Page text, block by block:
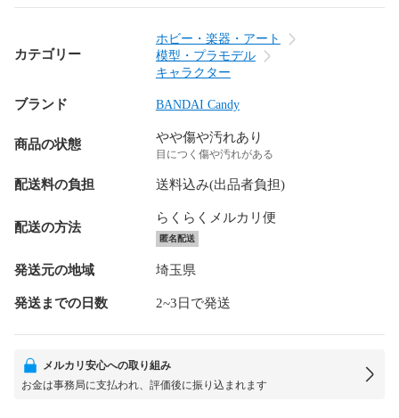
カテゴリー
ホビー・楽器・アート
模型・プラモデル
キャラクター
ブランド BANDAI Candy
商品の状態 やや傷や汚れあり
目につく傷や汚れがある
配送料の負担 送料込み(出品者負担)
配送の方法
らくらくメルカリ便
匿名配送
発送元の地域 埼玉県
発送までの日数 2~3日で発送
メルカリ安心への取り組み
お金は事務局に支払われ、評価後に振り込まれます